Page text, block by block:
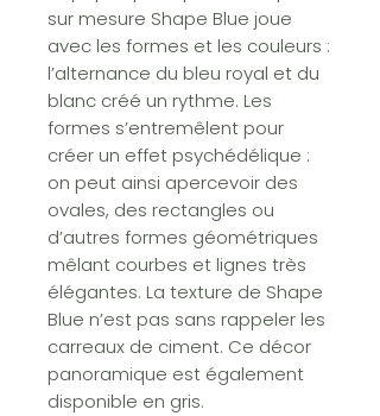
sur mesure Shape Blue joue
avec les formes et les couleurs :
l’alternance du bleu royal et du
blanc créé un rythme. Les
formes s’entremêlent pour
créer un effet psychédélique :
on peut ainsi apercevoir des
ovales, des rectangles ou
d’autres formes géométriques
mêlant courbes et lignes très
élégantes. La texture de Shape
Blue n’est pas sans rappeler les
carreaux de ciment. Ce décor
panoramique est également
disponible en gris.